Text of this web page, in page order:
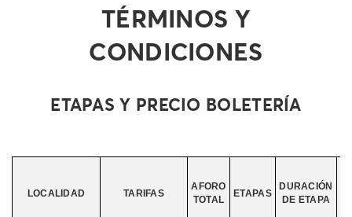
TÉRMINOS Y
CONDICIONES
ETAPAS Y PRECIO BOLETERÍA
LOCALIDAD TARIFAS
AFORO
TOTAL
ETAPAS
DURACIÓN
DE ETAPA